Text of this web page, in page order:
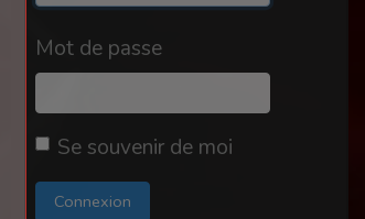
Mot de passe
Se souvenir de moi
Connexion